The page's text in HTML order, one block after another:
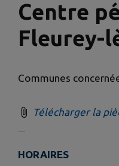
Centre
Fleurey-
Communes
Télécharger la
HORAIRES